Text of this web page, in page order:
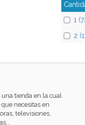
1
2
tienda en la cual
necesitas en
televisiones,